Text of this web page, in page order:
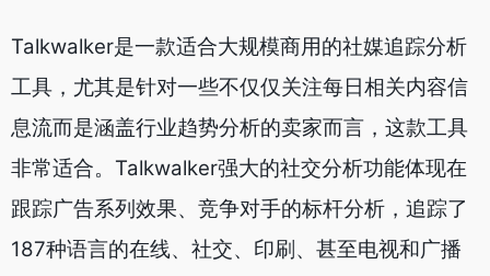
Talkwalker是一款适合大规模商用的社媒追踪分析
工具，尤其是针对一些不仅仅关注每日相关内容信
息流而是涵盖行业趋势分析的卖家而言，这款工具
非常适合。 Talkwalker强大的社交分析功能体现在
跟踪广告系列效果、竞争对手的标杆分析，追踪了
187种语言的在线、社交、印刷、甚至电视和广播